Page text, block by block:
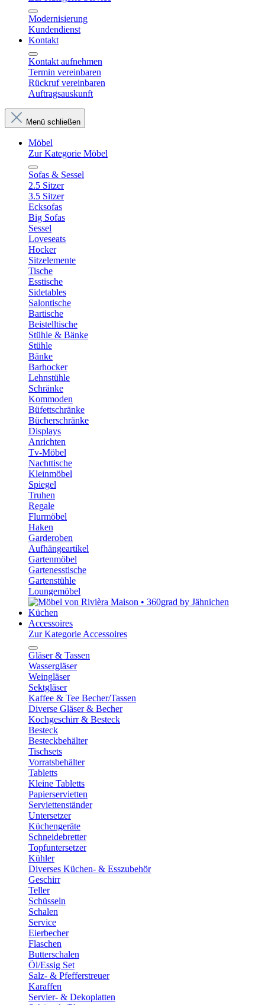
Modernisierung
Kundendienst
Kontakt
Kontakt aufnehmen
Termin vereinbaren
Rückruf vereinbaren
Auftragsauskunft
Menü schließen
Möbel
Zur Kategorie Möbel
Sofas & Sessel
2.5 Sitzer
3.5 Sitzer
Ecksofas
Big Sofas
Sessel
Loveseats
Hocker
Sitzelemente
Tische
Esstische
Sidetables
Salontische
Bartische
Beistelltische
Stühle & Bänke
Stühle
Bänke
Barhocker
Lehnstühle
Schränke
Kommoden
Büfettschränke
Bücherschränke
Displays
Anrichten
Tv-Möbel
Nachttische
Kleinmöbel
Spiegel
Truhen
Regale
Flurmöbel
Haken
Garderoben
Aufhängeartikel
Gartenmöbel
Gartenesstische
Gartenstühle
Loungemöbel
Küchen
Accessoires
Zur Kategorie Accessoires
Gläser & Tassen
Wassergläser
Weingläser
Sektgläser
Kaffee & Tee Becher/Tassen
Diverse Gläser & Becher
Kochgeschirr & Besteck
Besteck
Besteckbehälter
Tischsets
Vorratsbehälter
Tabletts
Kleine Tabletts
Papierservietten
Serviettenständer
Untersetzer
Küchengeräte
Schneidebretter
Topfuntersetzer
Kühler
Diverses Küchen- & Esszubehör
Geschirr
Teller
Schüsseln
Schalen
Service
Eierbecher
Flaschen
Butterschalen
Öl/Essig Set
Salz- & Pfefferstreuer
Karaffen
Servier- & Dekoplatten